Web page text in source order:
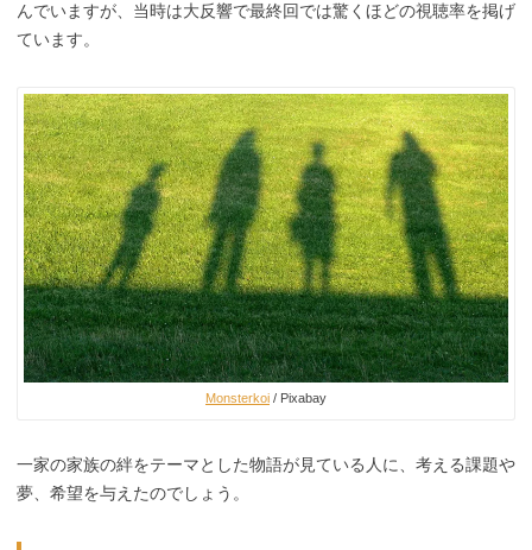
んでいますが、当時は大反響で最終回では驚くほどの視聴率を掲げ
ています。
Monsterkoi / Pixabay
一家の家族の絆をテーマとした物語が見ている人に、考える課題や
夢、希望を与えたのでしょう。